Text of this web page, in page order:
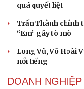
quá quyết liệt
Trấn Thành chính
“Em” gây tò mò
Long Vũ, Võ Hoài
nổi tiếng
DOANH NGHIỆP